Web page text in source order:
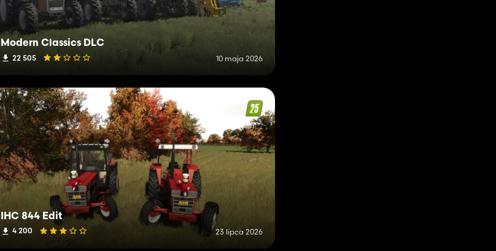
Modern Classics DLC
22 505 10 maja 2026
IHC 844 Edit
4 200 23 lipca 2026